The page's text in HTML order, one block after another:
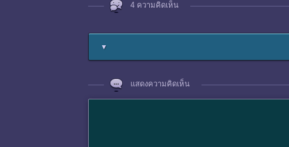
4 ความคิดเห็น
▼
แสดงความคิดเห็น